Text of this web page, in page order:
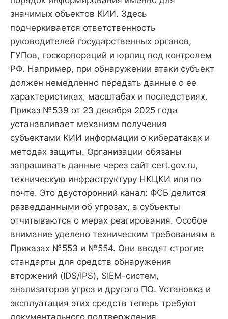
значимых объектов КИИ. Здесь
подчеркивается ответственность
руководителей государственных органов,
ГУПов, госкорпораций и юрлиц под контролем
РФ. Например, при обнаружении атаки субъект
должен немедленно передать данные о ее
характеристиках, масштабах и последствиях.
Приказ №539 от 23 декабря 2025 года
устанавливает механизм получения
субъектами КИИ информации о кибератаках и
методах защиты. Организации обязаны
запрашивать данные через сайт cert.gov.ru,
техническую инфраструктуру НКЦКИ или по
почте. Это двусторонний канал: ФСБ делится
разведданными об угрозах, а субъекты
отчитываются о мерах реагирования. Особое
внимание уделено техническим требованиям в
Приказах №553 и №554. Они вводят строгие
стандарты для средств обнаружения
вторжений (IDS/IPS), SIEM-систем,
анализаторов угроз и другого ПО. Установка и
эксплуатация этих средств теперь требуют
документального подтверждения